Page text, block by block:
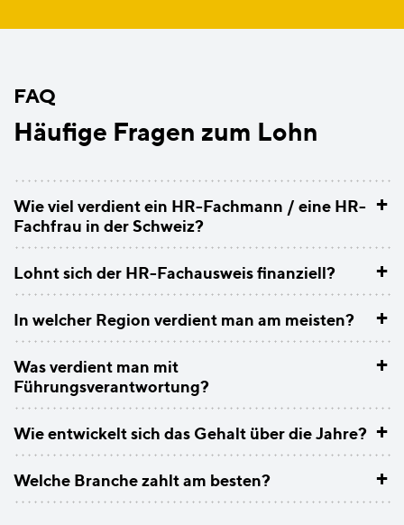
FAQ
Häufige Fragen zum Lohn
+
Wie viel verdient ein HR-Fachmann / eine HR-
Fachfrau in der Schweiz?
+
Lohnt sich der HR-Fachausweis finanziell?
+
In welcher Region verdient man am meisten?
+
Was verdient man mit
Führungsverantwortung?
+
Wie entwickelt sich das Gehalt über die Jahre?
+
Welche Branche zahlt am besten?